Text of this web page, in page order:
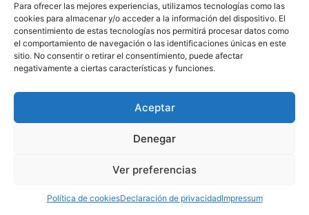
Para ofrecer las mejores experiencias, utilizamos tecnologías como las
cookies para almacenar y/o acceder a la información del dispositivo. El
consentimiento de estas tecnologías nos permitirá procesar datos como
el comportamiento de navegación o las identificaciones únicas en este
sitio. No consentir o retirar el consentimiento, puede afectar
negativamente a ciertas características y funciones.
Aceptar
Denegar
Ver preferencias
Política de cookiesDeclaración de privacidadImpressum
Política de Cookies
Aviso Legal
910 607 564
derechos reservados